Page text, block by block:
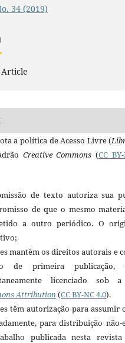
34 (2019)
a política de Acesso Livre (
Creative Commons (CC
de texto autoriza sua
de que o mesmo
a outro periódico. O
mantêm os direitos autorais e
de primeira publicação,
licenciado sob
Attribution (CC BY-NC 4.0).
têm autorização para assumir
para distribuição
publicada nesta